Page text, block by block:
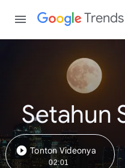
Trends
Setahun
Tonton Videonya
02:01